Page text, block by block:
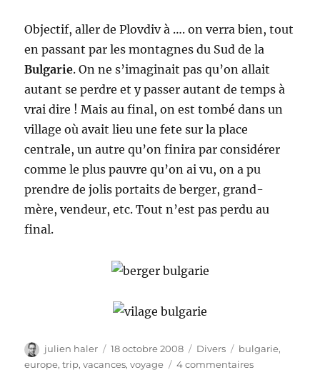
Objectif, aller de Plovdiv à …. on verra bien, tout
en passant par les montagnes du Sud de la
Bulgarie. On ne s’imaginait pas qu’on allait
autant se perdre et y passer autant de temps à
vrai dire ! Mais au final, on est tombé dans un
village où avait lieu une fete sur la place
centrale, un autre qu’on finira par considérer
comme le plus pauvre qu’on ai vu, on a pu
prendre de jolis portaits de berger, grand-
mère, vendeur, etc. Tout n’est pas perdu au
final.
Auteur
julien haler
Publié
le
18 octobre 2008 Catégories
Divers Étiquettes
bulgarie,
europe,trip,vacances,voyage 4 commentairessur